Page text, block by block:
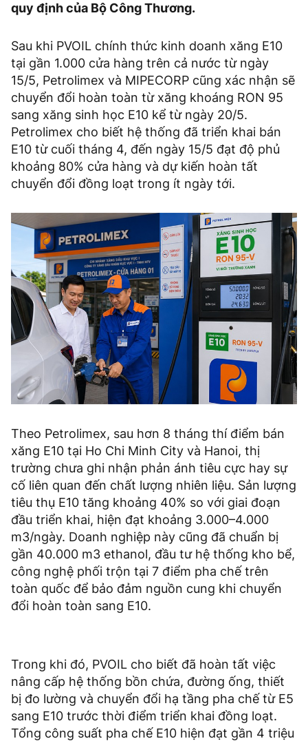
quy định của Bộ Công Thương.
Sau khi PVOIL chính thức kinh doanh xăng E10
tại gần 1.000 cửa hàng trên cả nước từ ngày
15/5, Petrolimex và MIPECORP cũng xác nhận sẽ
chuyển đổi hoàn toàn từ xăng khoáng RON 95
sang xăng sinh học E10 kể từ ngày 20/5.
Petrolimex cho biết hệ thống đã triển khai bán
E10 từ cuối tháng 4, đến ngày 15/5 đạt độ phủ
khoảng 80% cửa hàng và dự kiến hoàn tất
chuyển đổi đồng loạt trong ít ngày tới.
Theo Petrolimex, sau hơn 8 tháng thí điểm bán
xăng E10 tại Ho Chi Minh City và Hanoi, thị
trường chưa ghi nhận phản ánh tiêu cực hay sự
cố liên quan đến chất lượng nhiên liệu. Sản lượng
tiêu thụ E10 tăng khoảng 40% so với giai đoạn
đầu triển khai, hiện đạt khoảng 3.000–4.000
m3/ngày. Doanh nghiệp này cũng đã chuẩn bị
gần 40.000 m3 ethanol, đầu tư hệ thống kho bể,
công nghệ phối trộn tại 7 điểm pha chế trên
toàn quốc để bảo đảm nguồn cung khi chuyển
đổi hoàn toàn sang E10.
Trong khi đó, PVOIL cho biết đã hoàn tất việc
nâng cấp hệ thống bồn chứa, đường ống, thiết
bị đo lường và chuyển đổi hạ tầng pha chế từ E5
sang E10 trước thời điểm triển khai đồng loạt.
Tổng công suất pha chế E10 hiện đạt gần 4 triệu